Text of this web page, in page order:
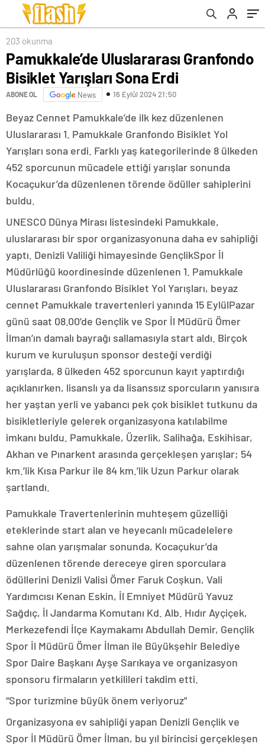
203 okunma
Pamukkale’de Uluslararası Granfondo
Bisiklet Yarışları Sona Erdi
ABONE OL News 16 Eylül 2024 21:50
Beyaz Cennet Pamukkale’de ilk kez düzenlenen
Uluslararası 1. Pamukkale Granfondo Bisiklet Yol
Yarışları sona erdi. Farklı yaş kategorilerinde 8 ülkeden
452 sporcunun mücadele ettiği yarışlar sonunda
Kocaçukur’da düzenlenen törende ödüller sahiplerini
buldu.
UNESCO Dünya Mirası listesindeki Pamukkale,
uluslararası bir spor organizasyonuna daha ev sahipliği
yaptı. Denizli Valiliği himayesinde GençlikSpor İl
Müdürlüğü koordinesinde düzenlenen 1. Pamukkale
Uluslararası Granfondo Bisiklet Yol Yarışları, beyaz
cennet Pamukkale travertenleri yanında 15 EylülPazar
günü saat 08.00’de Gençlik ve Spor İl Müdürü Ömer
İlman’ın damalı bayrağı sallamasıyla start aldı. Birçok
kurum ve kuruluşun sponsor desteği verdiği
yarışlarda, 8 ülkeden 452 sporcunun kayıt yaptırdığı
açıklanırken, lisanslı ya da lisanssız sporcuların yanısıra
her yaştan yerli ve yabancı pek çok bisiklet tutkunu da
bisikletleriyle gelerek organizasyona katılabilme
imkanı buldu. Pamukkale, Üzerlik, Salihağa, Eskihisar,
Akhan ve Pınarkent arasında gerçekleşen yarışlar; 54
km.’lik Kısa Parkur ile 84 km.’lik Uzun Parkur olarak
şartlandı.
Pamukkale Travertenlerinin muhteşem güzelliği
eteklerinde start alan ve heyecanlı mücadelelere
sahne olan yarışmalar sonunda, Kocaçukur’da
düzenlenen törende dereceye giren sporculara
ödüllerini Denizli Valisi Ömer Faruk Coşkun, Vali
Yardımcısı Kenan Eskin, İl Emniyet Müdürü Yavuz
Sağdıç, İl Jandarma Komutanı Kd. Alb. Hıdır Ayçiçek,
Merkezefendi İlçe Kaymakamı Abdullah Demir, Gençlik
Spor İl Müdürü Ömer İlman ile Büyükşehir Belediye
Spor Daire Başkanı Ayşe Sarıkaya ve organizasyon
sponsoru firmaların yetkilileri takdim etti.
“Spor turizmine büyük önem veriyoruz”
Organizasyona ev sahipliği yapan Denizli Gençlik ve
Spor İl Müdürü Ömer İlman, bu yıl birincisi gerçekleşen